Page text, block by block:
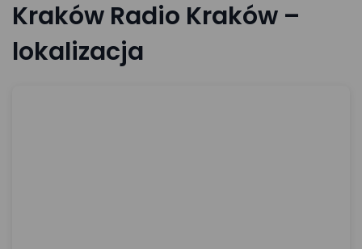
Kraków Radio Kraków –
lokalizacja